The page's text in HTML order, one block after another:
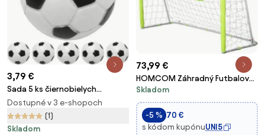
3,79 €
Sada 5 ks čiernobielych
futbalových loptičiek, 31 mm
Dostupné v 3 e-shopoch
(1)
Skladom
73,99 €
HOMCOM Záhradný Futbalový
Gól s Centrálnym Cieľom a
Kovovým Rámom, Oxfordská
Tkanina, 186x62x123 cm, Biela |
Aosom
Skladom
-5 % 70 €
s kódom kupónuUNI5